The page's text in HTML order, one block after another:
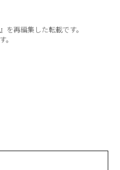
再編集した転載です。